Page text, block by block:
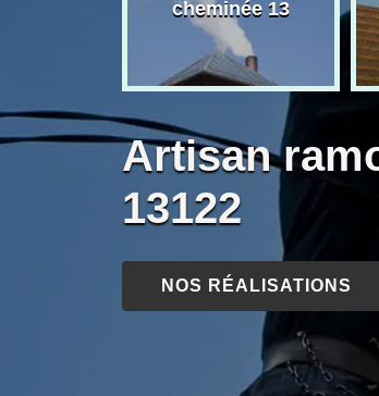
cheminée 13
Artisan
13122
NOS RÉALISATIONS